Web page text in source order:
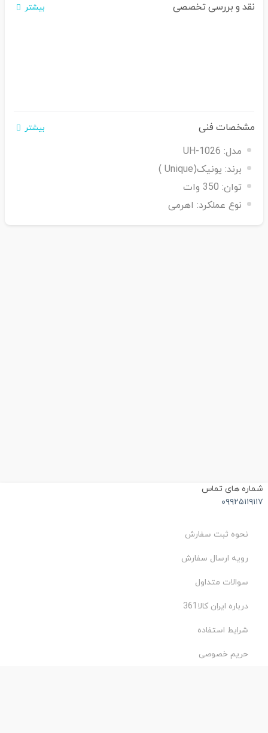
نقد و بررسی تخصصی بیشتر
مشخصات فنی بیشتر
مدل: UH-1026
برند: یونیک(Unique )
توان: 350 وات
نوع عملکرد: اهرمی
های تماس
نحوه ثبت سفارش
رویه ارسال سفارش
سوالات متداول
درباره ایران کالا361
شرایط استفاده
حریم خصوصی